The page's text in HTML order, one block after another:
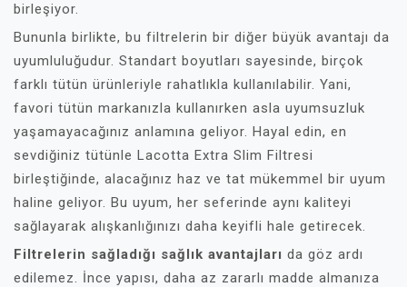
birleşiyor.
Bununla birlikte, bu filtrelerin bir diğer büyük avantajı da
uyumluluğudur. Standart boyutları sayesinde, birçok
farklı tütün ürünleriyle rahatlıkla kullanılabilir. Yani,
favori tütün markanızla kullanırken asla uyumsuzluk
yaşamayacağınız anlamına geliyor. Hayal edin, en
sevdiğiniz tütünle Lacotta Extra Slim Filtresi
birleştiğinde, alacağınız haz ve tat mükemmel bir uyum
haline geliyor. Bu uyum, her seferinde aynı kaliteyi
sağlayarak alışkanlığınızı daha keyifli hale getirecek.
Filtrelerin sağladığı sağlık avantajları da göz ardı
edilemez. İnce yapısı, daha az zararlı madde almanıza